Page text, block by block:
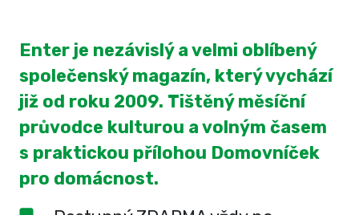
Enter je nezávislý a velmi oblíbený
společenský magazín, který vychází
již od roku 2009. Tištěný měsíční
průvodce kulturou a volným časem
s praktickou přílohou Domovníček
pro domácnost.